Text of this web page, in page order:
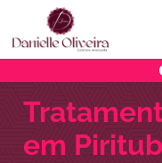
em